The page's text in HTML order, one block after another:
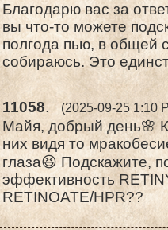
Благодарю вас за
вы что-то можете
полгода пью, в общей
собираюсь. Это
11058. (2025-09-25 1:10
Майя, добрый день🌸
них видя то
глаза😆 Подскажите,
эффективность
RETINOATE/HPR??